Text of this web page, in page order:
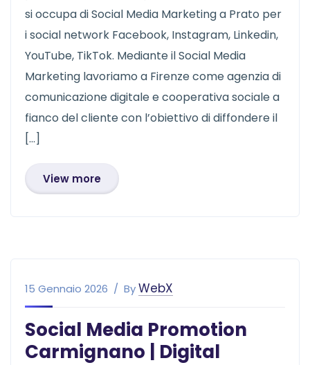
si occupa di Social Media Marketing a Prato per
i social network Facebook, Instagram, Linkedin,
YouTube, TikTok. Mediante il Social Media
Marketing lavoriamo a Firenze come agenzia di
comunicazione digitale e cooperativa sociale a
fianco del cliente con l’obiettivo di diffondere il
[…]
View more
15 Gennaio 2026 ByWebX
Social Media Promotion
Carmignano | Digital